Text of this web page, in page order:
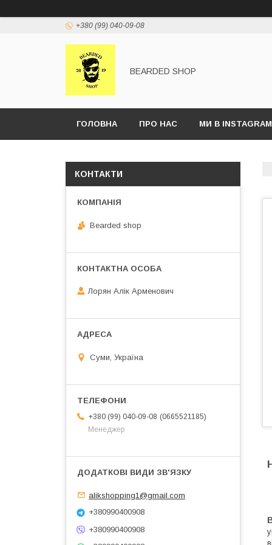
+380 (99) 040-09-08
BEARDED SHOP
ГОЛОВНА ПРО НАС МИ В INSTAGRAM
КОНТАКТИ
Bearded shop
Лорян Алік Арменович
Суми, Україна
+380 (99) 040-09-08
0665521185
Менеджер
alikshopping1@gmail.com
+380990400908
+380990400908